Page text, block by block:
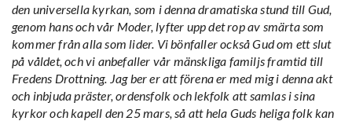
den universella kyrkan, som i denna dramatiska stund till Gud,
genom hans och vår Moder, lyfter upp det rop av smärta som
kommer från alla som lider. Vi bönfaller också Gud om ett slut
på våldet, och vi anbefaller vår mänskliga familjs framtid till
Fredens Drottning. Jag ber er att förena er med mig i denna akt
och inbjuda präster, ordensfolk och lekfolk att samlas i sina
kyrkor och kapell den 25 mars, så att hela Guds heliga folk kan